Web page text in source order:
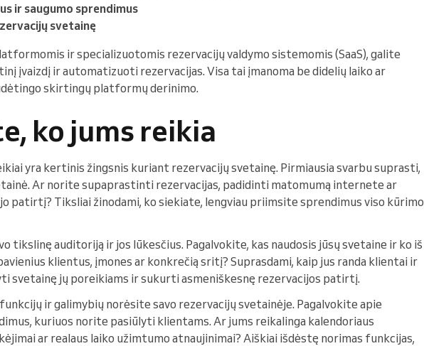
ir saugumo sprendimus
svetainę
ir specializuotomis rezervacijų valdymo sistemomis (SaaS), galite
įvaizdį ir automatizuoti rezervacijas. Visa tai įmanoma be didelių laiko ar
skirtingų platformų derinimo.
ko jums reikia
yra kertinis žingsnis kuriant rezervacijų svetainę. Pirmiausia svarbu suprasti,
Ar norite supaprastinti rezervacijas, padidinti matomumą internete ar
patirtį? Tiksliai žinodami, ko siekiate, lengviau priimsite sprendimus viso kūrimo
tikslinę auditoriją ir jos lūkesčius. Pagalvokite, kas naudosis jūsų svetaine ir ko iš
klientus, įmones ar konkrečią sritį? Suprasdami, kaip jus randa klientai ir
svetainę jų poreikiams ir sukurti asmeniškesnę rezervacijos patirtį.
ir galimybių norėsite savo rezervacijų svetainėje. Pagalvokite apie
kuriuos norite pasiūlyti klientams. Ar jums reikalinga kalendoriaus
ar realaus laiko užimtumo atnaujinimai? Aiškiai išdėstę norimas funkcijas,